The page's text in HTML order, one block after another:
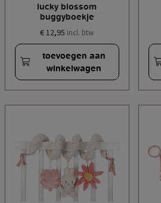
lucky blossom
buggyboekje
€ 12,95 incl. btw
toevoegen aan
winkelwagen